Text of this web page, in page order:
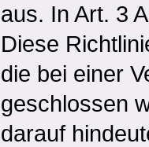
aus. In Art. 3
Diese
die bei einer
geschlossen
darauf